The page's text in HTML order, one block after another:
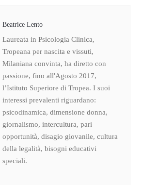
Beatrice Lento
Laureata in Psicologia Clinica,
Tropeana per nascita e vissuti,
Milaniana convinta, ha diretto con
passione, fino all'Agosto 2017,
l’Istituto Superiore di Tropea. I suoi
interessi prevalenti riguardano:
psicodinamica, dimensione donna,
giornalismo, intercultura, pari
opportunità, disagio giovanile, cultura
della legalità, bisogni educativi
speciali.